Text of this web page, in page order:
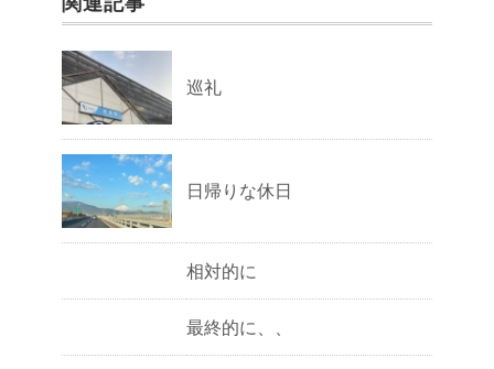
巡礼
日帰りな休日
相対的に
最終的に、、